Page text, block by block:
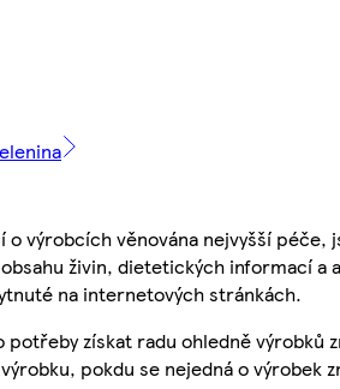
výrobcích věnována nejvyšší
živin, dietetických informací
na internetových stránkách.
potřeby získat radu ohledně
pokdu se nejedná o výrobek